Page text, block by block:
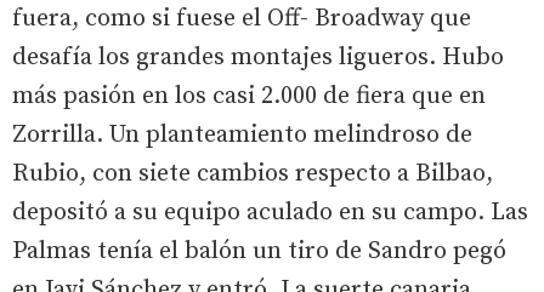
fuera, como si fuese el Off- Broadway que
desafía los grandes montajes ligueros. Hubo
más pasión en los casi 2.000 de fiera que en
Zorrilla. Un planteamiento melindroso de
Rubio, con siete cambios respecto a Bilbao,
depositó a su equipo aculado en su campo. Las
Palmas tenía el balón un tiro de Sandro pegó